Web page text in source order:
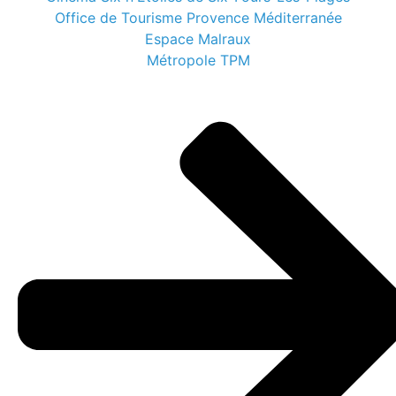
Office de Tourisme Provence Méditerranée
Espace Malraux
Métropole TPM